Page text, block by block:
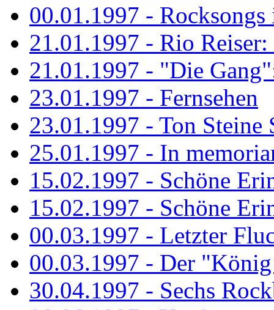
00.01.1997 -
21.01.1997 - Rio
21.01.1997 - "Die
23.01.1997 - Fernsehen
23.01.1997 - Ton Steine
25.01.1997 - In
15.02.1997 - Schöne
15.02.1997 - Schöne
00.03.1997 - Letzter
00.03.1997 - Der
30.04.1997 - Sechs